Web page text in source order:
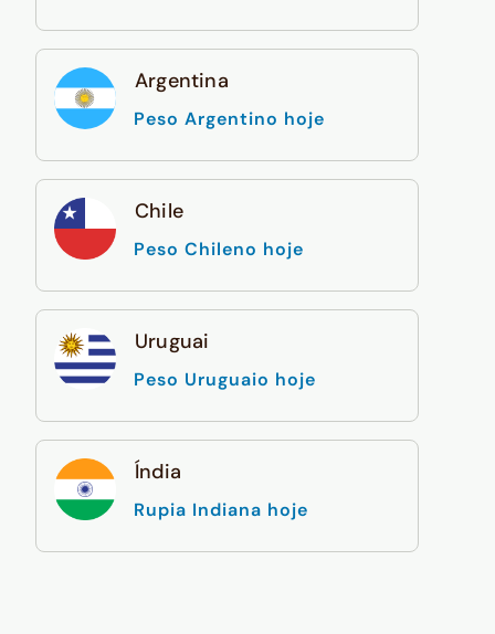
Argentina
Peso Argentino hoje
Chile
Peso Chileno hoje
Uruguai
Peso Uruguaio hoje
Índia
Rupia Indiana hoje